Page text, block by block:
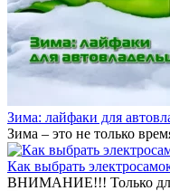
Зима: лайфаки для
Зима – это не только
Как выбрать
ВНИМАНИЕ!!! Только для